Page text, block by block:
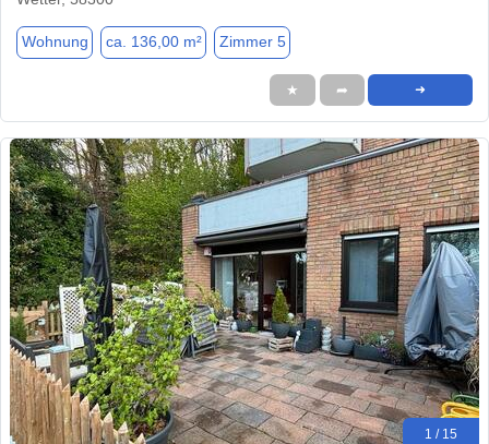
Wohnung ca. 136,00 m² Zimmer 5
★ ➦ ➜
1 / 15